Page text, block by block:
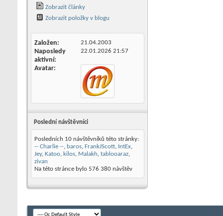
Zobrazit články
Zobrazit položky v blogu
Založen 21.04.2003
Naposledy
aktivní
22.01.2026 21:57
Avatar
Poslední návštěvníci
Posledních 10 návštěvníků této stránky:
-- Charlie --, baros, FrankJScott, IntEx,
Jey, Katoo, kilos, Malakh, tablooaraz,
zivan
Na této stránce bylo 576 380 návštěv